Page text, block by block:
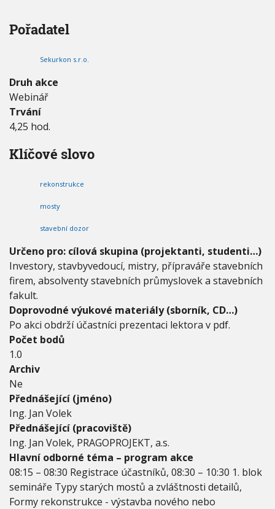
A
C
S
K
C
E
M
O
T
Ů
p
ř
i
r
e
k
o
n
s
t
r
u
k
c
í
c
h
,
ú
l
o
h
Pořadatel
Sekurkon s.r.o.
Druh akce
Webinář
Trvání
4,25 hod.
Klíčové slovo
rekonstrukce
mosty
stavební dozor
Určeno pro: cílová skupina (projektanti, studenti…)
Investory, stavbyvedoucí, mistry, přípraváře stavebních
firem, absolventy stavebních průmyslovek a stavebních
fakult.
Doprovodné výukové materiály (sborník, CD…)
Po akci obdrží účastníci prezentaci lektora v pdf.
Počet bodů
1.0
Archiv
Ne
Přednášející (jméno)
Ing. Jan Volek
Přednášející (pracoviště)
Ing. Jan Volek, PRAGOPROJEKT, a.s.
Hlavní odborné téma – program akce
08:15 – 08:30 Registrace účastníků, 08:30 – 10:30 1. blok
semináře Typy starých mostů a zvláštnosti detailů,
Formy rekonstrukce - výstavba nového nebo